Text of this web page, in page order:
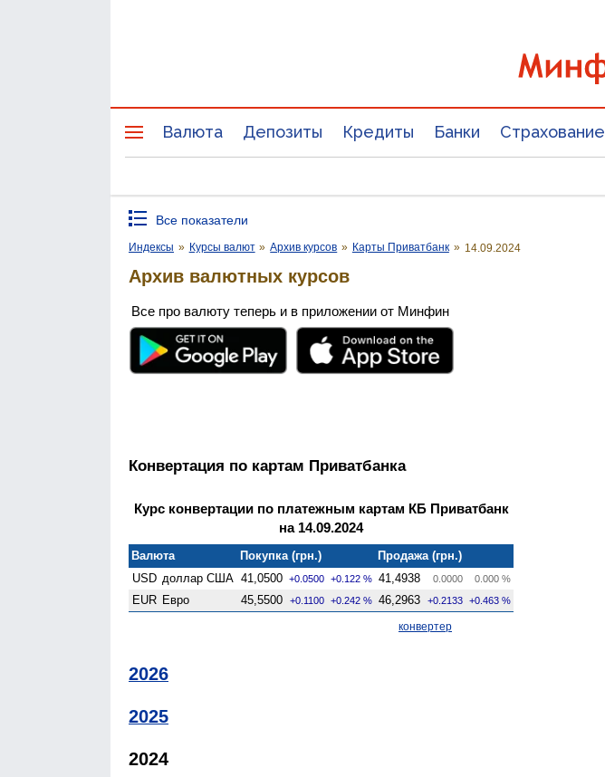
Валюта Депозиты Кредиты Банки Страхование
Все показатели
Индексы » Курсы валют » Архив курсов » Карты Приватбанк » 14.09.2024
Архив валютных курсов
Все про валюту теперь и в приложении от Минфин
Конвертация по картам Приватбанка
Курс конвертации по платежным картам КБ Приватбанк
на 14.09.2024
Валюта Покупка (грн.)
Продажа (грн.)
USD доллар США 41,0500 +0.0500 +0.122 % 41,4938 0.0000 0.000 %
EUR Евро 45,5500 +0.1100 +0.242 % 46,2963 +0.2133 +0.463 %
конвертер
2026
2025
2024